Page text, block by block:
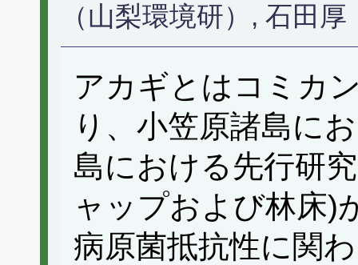
（山梨環境研）, 石田
アカギとはコミカ
り、小笠原諸島に
島における先行研
ャップおよび林床)
病原菌抵抗性に関